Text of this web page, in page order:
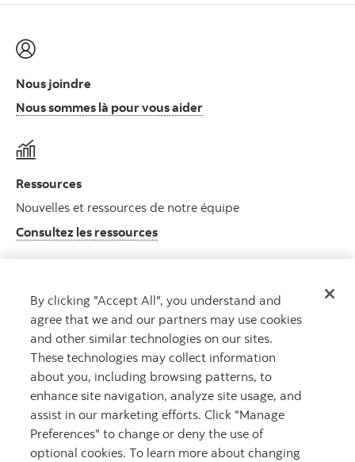
Nous joindre
Nous sommes là pour vous aider
Ressources
Nouvelles et ressources de notre équipe
Consultez les ressources
Notes juridiques et réglementaires
Consultez l’information juridique et réglementaire
importante
By clicking "Accept All", you understand and
agree that we and our partners may use cookies
and other similar technologies on our sites.
These technologies may collect information
about you, including browsing patterns, to
enhance site navigation, analyze site usage, and
assist in our marketing efforts. Click "Manage
Preferences" to change or deny the use of
optional cookies. To learn more about changing